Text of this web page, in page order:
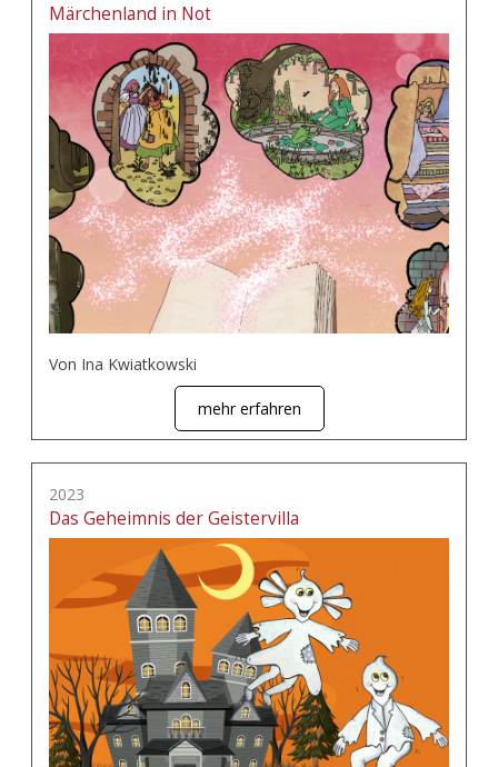
Märchenland in Not
Von Ina Kwiatkowski
mehr erfahren
2023
Das Geheimnis der Geistervilla